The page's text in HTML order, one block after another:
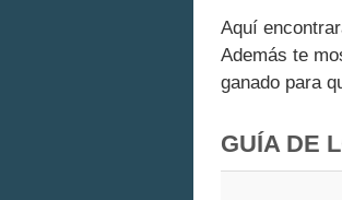
Aquí
Además te
ganado para
GUÍA DE